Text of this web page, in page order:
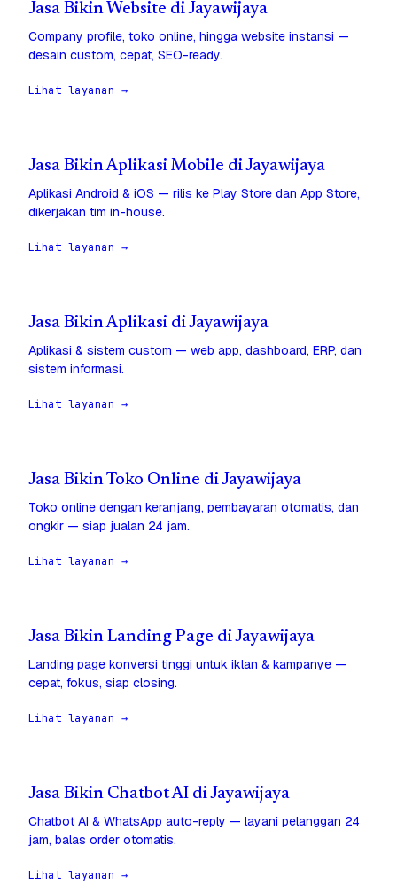
Jasa Bikin Website di Jayawijaya
Company profile, toko online, hingga website instansi —
desain custom, cepat, SEO-ready.
Lihat layanan →
Jasa Bikin Aplikasi Mobile di Jayawijaya
Aplikasi Android & iOS — rilis ke Play Store dan App Store,
dikerjakan tim in-house.
Lihat layanan →
Jasa Bikin Aplikasi di Jayawijaya
Aplikasi & sistem custom — web app, dashboard, ERP, dan
sistem informasi.
Lihat layanan →
Jasa Bikin Toko Online di Jayawijaya
Toko online dengan keranjang, pembayaran otomatis, dan
ongkir — siap jualan 24 jam.
Lihat layanan →
Jasa Bikin Landing Page di Jayawijaya
Landing page konversi tinggi untuk iklan & kampanye —
cepat, fokus, siap closing.
Lihat layanan →
Jasa Bikin Chatbot AI di Jayawijaya
Chatbot AI & WhatsApp auto-reply — layani pelanggan 24
jam, balas order otomatis.
Lihat layanan →